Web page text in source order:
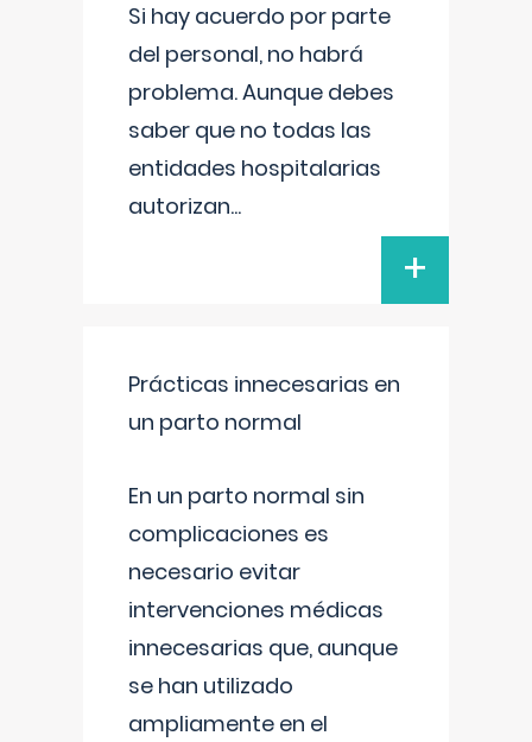
Si hay acuerdo por parte
del personal, no habrá
problema. Aunque debes
saber que no todas las
entidades hospitalarias
autorizan...
+
Prácticas innecesarias en
un parto normal
En un parto normal sin
complicaciones es
necesario evitar
intervenciones médicas
innecesarias que, aunque
se han utilizado
ampliamente en el